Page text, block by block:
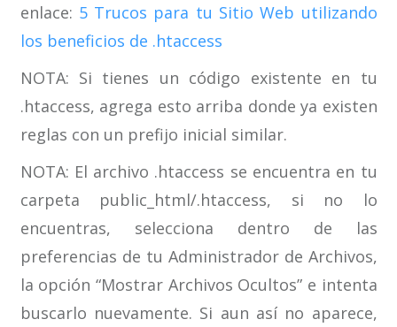
enlace: 5 Trucos para tu Sitio Web utilizando
los beneficios de .htaccess
NOTA: Si tienes un código existente en tu
.htaccess, agrega esto arriba donde ya existen
reglas con un prefijo inicial similar.
NOTA: El archivo .htaccess se encuentra en tu
carpeta public_html/.htaccess, si no lo
encuentras, selecciona dentro de las
preferencias de tu Administrador de Archivos,
la opción “Mostrar Archivos Ocultos” e intenta
buscarlo nuevamente. Si aun así no aparece,